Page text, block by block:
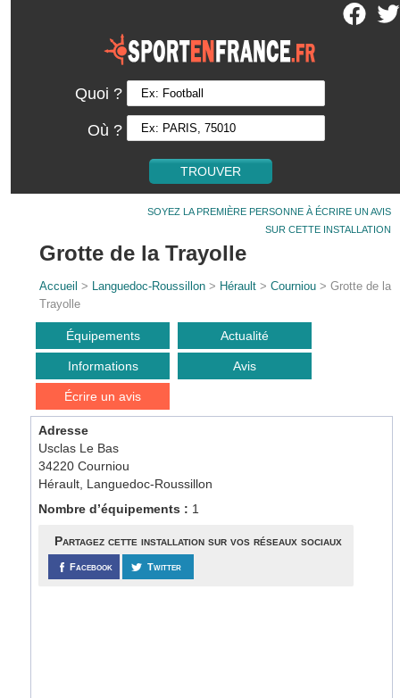
Quoi ?
Où ?
SOYEZ LA PREMIÈRE PERSONNE À ÉCRIRE UN AVIS
SUR CETTE INSTALLATION
Grotte de la Trayolle
Accueil > Languedoc-Roussillon > Hérault >Courniou > Grotte de la
Trayolle
Équipements Actualité
Informations Avis
Écrire un avis
Adresse
Usclas Le Bas
34220 Courniou
Hérault, Languedoc-Roussillon
Nombre d’équipements : 1
Partagez cette installation sur vos réseaux sociaux
Facebook Twitter